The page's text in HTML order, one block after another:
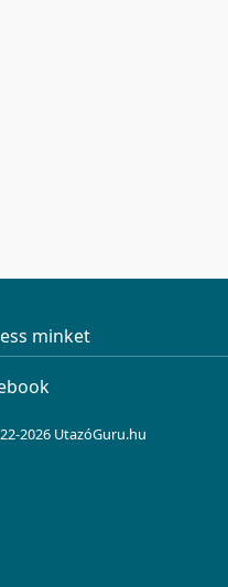
minket
2026 UtazóGuru.hu